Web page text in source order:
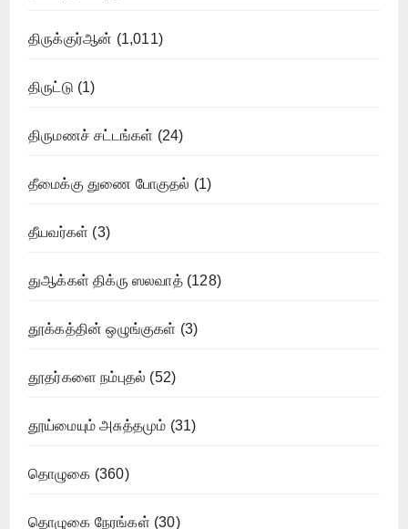
திருக்குர்ஆன் (1,011)
திருட்டு (1)
திருமணச் சட்டங்கள் (24)
தீமைக்கு துணை போகுதல் (1)
தீயவர்கள் (3)
துஆக்கள் திக்ரு ஸலவாத்(128)
தூக்கத்தின் ஒழுங்குகள் (3)
தூதர்களை நம்புதல் (52)
தூய்மையும் அசுத்தமும் (31)
தொழுகை (360)
தொழுகை நேரங்கள் (30)